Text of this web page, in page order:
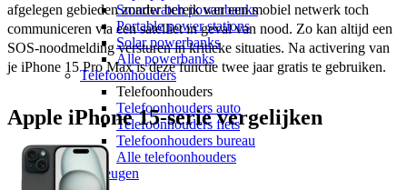
Smartwatch powerbanks
Portable power stations
Solar powerbanks
Alle powerbanks
Telefoonhouders
Telefoonhouders
Telefoonhouders auto
Telefoonhouders fiets
Telefoonhouders bureau
Alle telefoonhouders
Geheugen
afgelegen gebieden zonder bereik van een mobiel netwerk toch
communiceren via een satelliet in geval van nood. Zo kan altijd een
SOS-noodmelding versturen in kritieke situaties. Na activering van
je iPhone 15 Pro Max is deze functie twee jaar gratis te gebruiken.
Apple iPhone 15-serie vergelijken